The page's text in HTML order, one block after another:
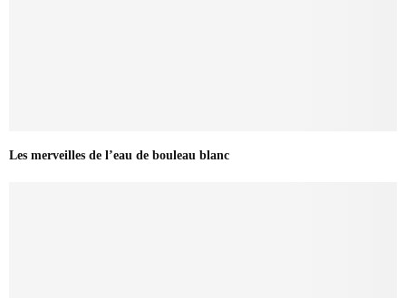
Les merveilles de l’eau de bouleau blanc